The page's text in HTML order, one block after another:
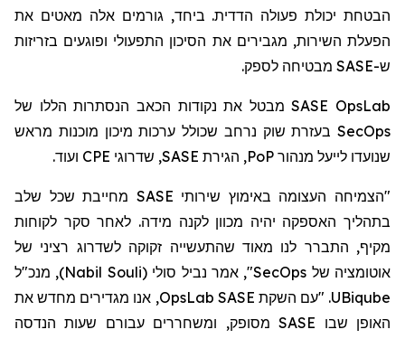
הבטחת יכולת פעולה הדדית. ביחד, גורמים אלה מאטים את
הפעלת השירות, מגבירים את הסיכון התפעולי ופוגעים בזריזות
ש-SASE מבטיחה לספק.
SASE OpsLabמבטל את נקודות הכאב הנסתרות הללו של
SecOps בעזרת שוק נרחב שכולל ערכות מיכון מוכנות מראש
שנועדו לייעל מנהור PoP, הגירת SASE, שדרוגי CPE ועוד.
"הצמיחה העצומה באימוץ שירותי SASE מחייבת שכל שלב
בתהליך האספקה יהיה מכוון לקנה מידה. לאחר סקר לקוחות
מקיף, התברר לנו מאוד שהתעשייה זקוקה לשדרוג רציני של
אוטומציה של SecOps", אמר נביל סולי (
Nabil Souli
), מנכ"ל
UBiqube. "עם השקת SASE OpsLab, אנו מגדירים מחדש את
האופן שבו SASE מסופק, ומשחררים עבורם שעות הנדסה